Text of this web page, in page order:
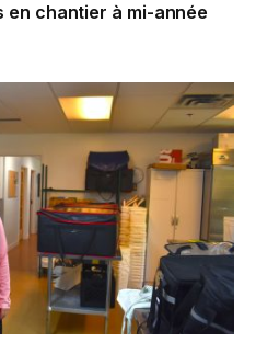
en chantier à mi-année